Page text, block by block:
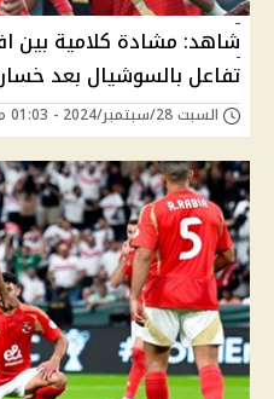
شاهد: مشادة كلامية بين
تفاعل بالسوشيال بعد
السبت 28/سبتمبر/2024 - 01:03 م